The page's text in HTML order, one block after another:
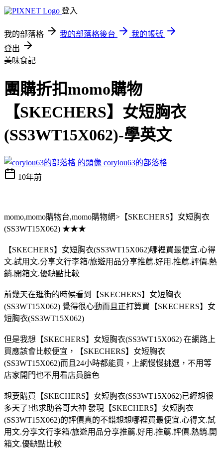
登入
我的部落格 我的部落格後台
我的帳號
登出
美味食記
團購折扣momo購物
【SKECHERS】女短胸衣
(SS3WT15X062)-學英文
corylou63的部落格
10年前
momo,momo購物台,momo購物網>【SKECHERS】女短胸衣
(SS3WT15X062) ★★★
【SKECHERS】女短胸衣(SS3WT15X062)哪裡買最便宜.心得
文.試用文.分享文行李箱/旅遊用品分享推薦.好用.推薦.評價.熱
銷.開箱文.優缺點比較
前幾天在逛街的時候看到【SKECHERS】女短胸衣
(SS3WT15X062) 覺得很心動而且正打算買【SKECHERS】女
短胸衣(SS3WT15X062)
但是我想【SKECHERS】女短胸衣(SS3WT15X062) 在網路上
買應該會比較便宜，【SKECHERS】女短胸衣
(SS3WT15X062)而且24小時都能買，上網慢慢挑選，不用等
店家開門也不用看店員臉色
想要購買【SKECHERS】女短胸衣(SS3WT15X062)已經想很
多天了!也求助谷哥大神 發現【SKECHERS】女短胸衣
(SS3WT15X062)的評價真的不錯想想哪裡買最便宜.心得文.試
用文.分享文行李箱/旅遊用品分享推薦.好用.推薦.評價.熱銷.開
箱文.優缺點比較